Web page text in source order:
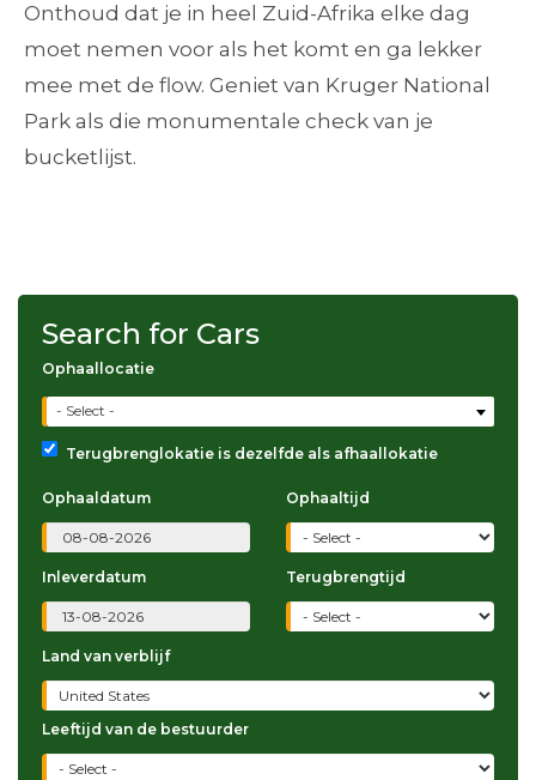
Search for Cars
Ophaallocatie
- Select -
Terugbrenglokatie is dezelfde als afhaallokatie
Ophaaldatum Ophaaltijd
Inleverdatum Terugbrengtijd
Land van verblijf
Leeftijd van de bestuurder
Onthoud dat je in heel Zuid-Afrika elke dag
moet nemen voor als het komt en ga lekker
mee met de flow. Geniet van Kruger National
Park als die monumentale check van je
bucketlijst.